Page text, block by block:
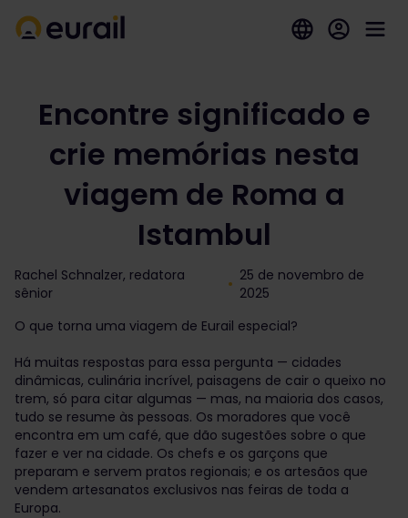
Encontre significado e
crie memórias nesta
viagem de Roma a
Istambul
Rachel Schnalzer, redatora
sênior
25 de novembro de
2025
O que torna uma viagem de Eurail especial?
Há muitas respostas para essa pergunta — cidades
dinâmicas, culinária incrível, paisagens de cair o queixo no
trem, só para citar algumas — mas, na maioria dos casos,
tudo se resume às pessoas. Os moradores que você
encontra em um café, que dão sugestões sobre o que
fazer e ver na cidade. Os chefs e os garçons que
preparam e servem pratos regionais; e os artesãos que
vendem artesanatos exclusivos nas feiras de toda a
Europa.